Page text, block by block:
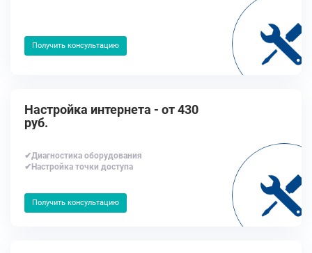
Получить консультацию
Настройка интернета - от 430
руб.
✔Диагностика оборудования
✔Настройка точки доступа
Получить консультацию